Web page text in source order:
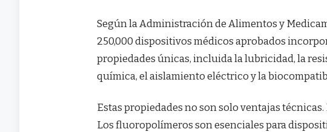
Según la Administración de Alimentos y
250,000 dispositivos médicos aprobados
propiedades únicas, incluida la lubricidad, la
química, el aislamiento eléctrico y la
Estas propiedades no son solo ventajas
Los fluoropolímeros son esenciales para